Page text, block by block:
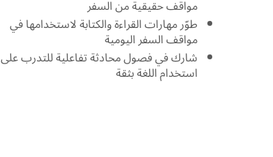
مواقف حقيقية من السفر
طوّر مهارات القراءة والكتابة لاستخدامها في
مواقف السفر اليومية
شارك في فصول محادثة تفاعلية للتدرب على
استخدام اللغة بثقة